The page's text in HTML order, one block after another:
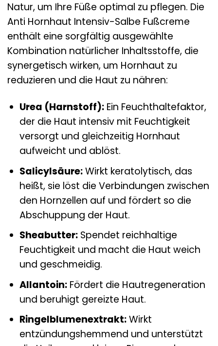
Natur, um Ihre Füße optimal zu pflegen. Die
Anti Hornhaut Intensiv-Salbe Fußcreme
enthält eine sorgfältig ausgewählte
Kombination natürlicher Inhaltsstoffe, die
synergetisch wirken, um Hornhaut zu
reduzieren und die Haut zu nähren:
Urea (Harnstoff):Ein Feuchthaltefaktor,
der die Haut intensiv mit Feuchtigkeit
versorgt und gleichzeitig Hornhaut
aufweicht und ablöst.
Salicylsäure:Wirkt keratolytisch, das
heißt, sie löst die Verbindungen zwischen
den Hornzellen auf und fördert so die
Abschuppung der Haut.
Sheabutter:Spendet reichhaltige
Feuchtigkeit und macht die Haut weich
und geschmeidig.
Allantoin:Fördert die Hautregeneration
und beruhigt gereizte Haut.
Ringelblumenextrakt:Wirkt
entzündungshemmend und unterstützt